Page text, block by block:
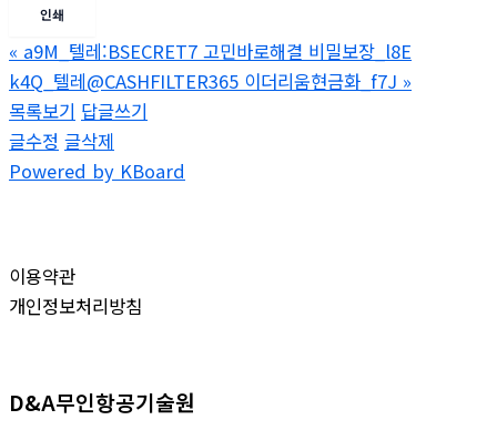
인쇄
« a9M_텔레:BSECRET7 고민바로해결 비밀보장_l8E
k4Q_텔레@CASHFILTER365 이더리움현금화_f7J »
목록보기 답글쓰기
글수정 글삭제
Powered by KBoard
이용약관
개인정보처리방침
D&A무인항공기술원